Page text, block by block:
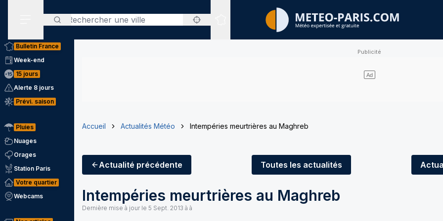
Rechercher
Sites expertisés
Bulletin France
Week-end
15 jours
Alerte 8 jours
Prévi. saison
Pluies
Nuages
Orages
Station Paris
Votre quartier
Webcams
Accueil Actualités Météo Intempéries meurtrières au Maghreb
Actualité précédente Toutes les actualités
Intempéries meurtrières au Maghreb
Dernière mise à jour le 5 Sept. 2013 à à